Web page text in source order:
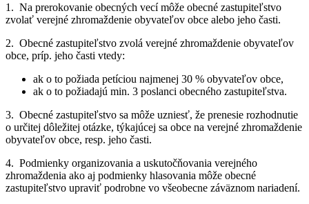
1. Na prerokovanie obecných vecí môže obecné zastupiteľstvo
zvolať verejné zhromaždenie obyvateľov obce alebo jeho časti.
2. Obecné zastupiteľstvo zvolá verejné zhromaždenie obyvateľov
obce, príp. jeho časti vtedy:
ak o to požiada petíciou najmenej 30 % obyvateľov obce,
ak o to požiadajú min. 3 poslanci obecného zastupiteľstva.
3. Obecné zastupiteľstvo sa môže uzniesť, že prenesie rozhodnutie
o určitej dôležitej otázke, týkajúcej sa obce na verejné zhromaždenie
obyvateľov obce, resp. jeho časti.
4. Podmienky organizovania a uskutočňovania verejného
zhromaždenia ako aj podmienky hlasovania môže obecné
zastupiteľstvo upraviť podrobne vo všeobecne záväznom nariadení.